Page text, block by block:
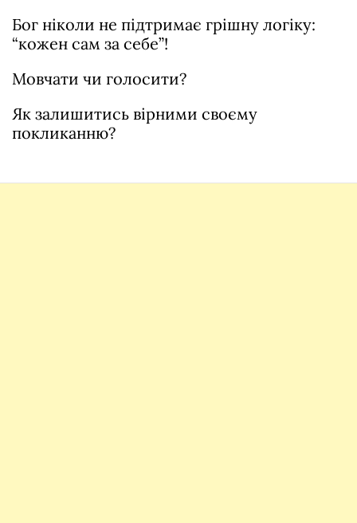
Бог ніколи не підтримає грішну логіку:
“кожен сам за себе”!
Мовчати чи голосити?
Як залишитись вірними своєму
покликанню?